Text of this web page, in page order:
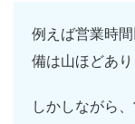
例えば営業時
備は山ほどあり
しかしながら